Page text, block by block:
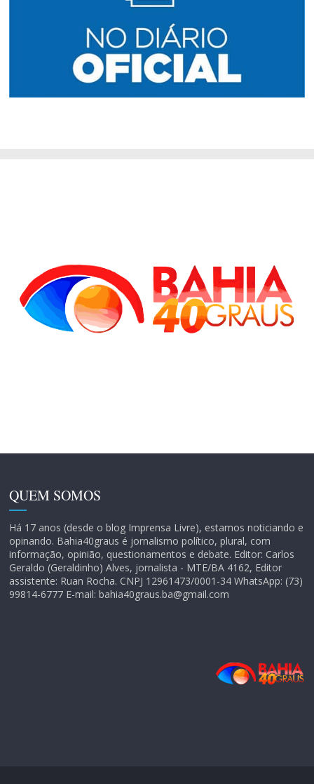
QUEM SOMOS
Há 17 anos (desde o blog Imprensa Livre), estamos noticiando e
opinando. Bahia40graus é jornalismo político, plural, com
informação, opinião, questionamentos e debate. Editor: Carlos
Geraldo (Geraldinho) Alves, jornalista - MTE/BA 4162, Editor
assistente: Ruan Rocha. CNPJ 12961473/0001-34 WhatsApp: (73)
99814-6777 E-mail: bahia40graus.ba@gmail.com